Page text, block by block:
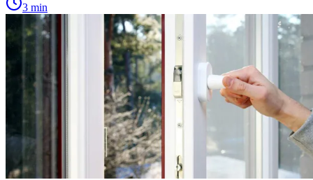
3 min